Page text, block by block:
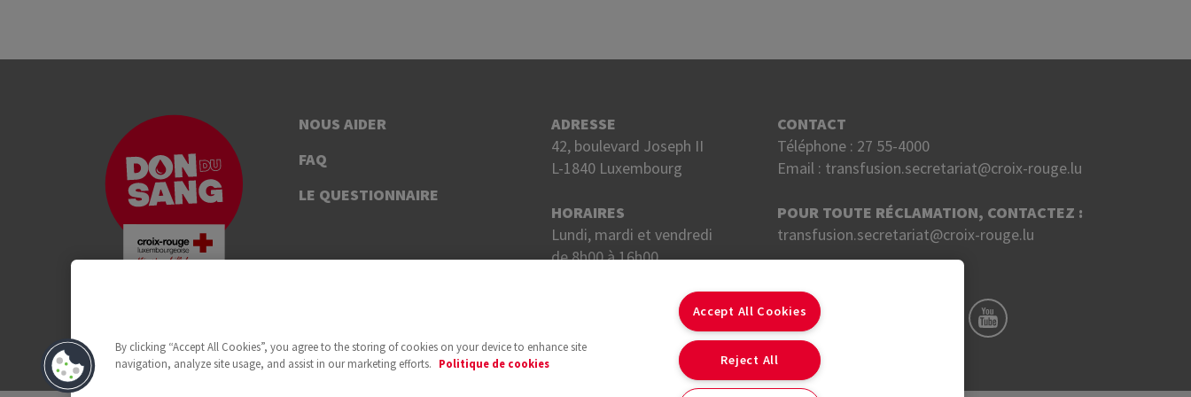
NOUS AIDER
FAQ
LE QUESTIONNAIRE
ADRESSE
42, boulevard Joseph II
L-1840 Luxembourg
HORAIRES
Lundi, mardi et vendredi
de 8h00 à 16h00.
CONTACT
Téléphone : 27 55-4000
Email : transfusion.secretariat@croix-rouge.lu
POUR TOUTE RÉCLAMATION, CONTACTEZ :
transfusion.secretariat@croix-rouge.lu
By clicking “Accept All Cookies”, you agree to the storing of cookies on your device to enhance site
navigation, analyze site usage, and assist in our marketing efforts.
Politique de cookies
Accept All Cookies
Reject All